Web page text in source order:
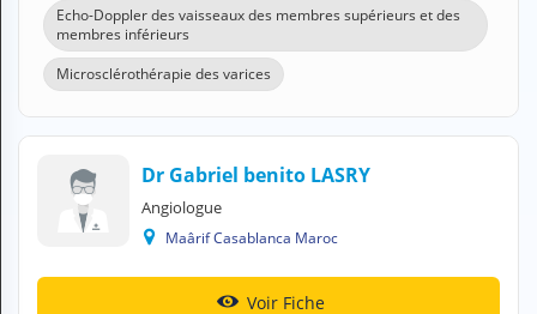
Laboratoire
Vétérinaire
Echo-Doppler des vaisseaux des membres supérieurs et des
membres inférieurs
Microsclérothérapie des varices
Dr Gabriel benito LASRY
Angiologue
Maârif Casablanca Maroc
Voir Fiche